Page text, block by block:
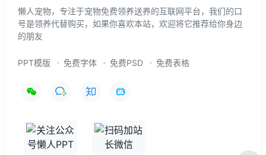
懒人宠物，专注于宠物免费领养送养的互联网平台，我们的口
号是领养代替购买，如果你喜欢本站，欢迎将它推荐给你身边
的朋友
PPT模版 免费字体 免费PSD 免费表格